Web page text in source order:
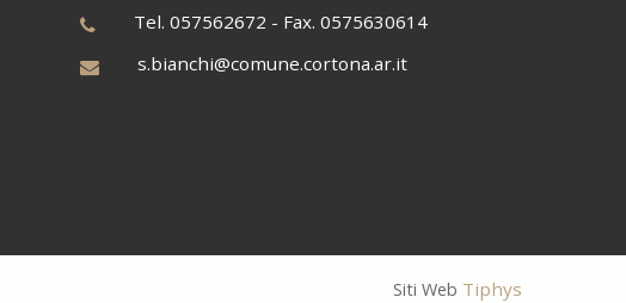
Tel. 057562672 - Fax. 0575630614
s.bianchi@comune.cortona.ar.it
Siti Web Tiphys